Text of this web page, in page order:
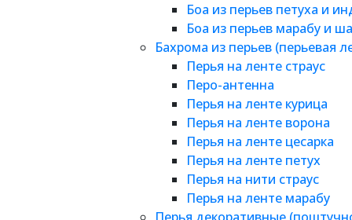
Боа из перьев петуха и
Боа из перьев марабу и
Бахрома из перьев (перьевая
Перья на ленте страус
Перо-антенна
Перья на ленте курица
Перья на ленте ворона
Перья на ленте цесарка
Перья на ленте петух
Перья на нити страус
Перья на ленте марабу